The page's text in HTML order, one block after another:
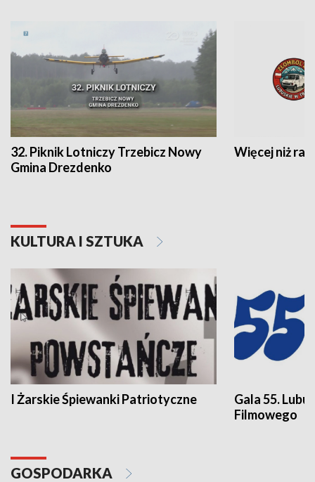
32. Piknik Lotniczy Trzebicz Nowy
Gmina Drezdenko
Więcej niż rajd
KULTURA I SZTUKA
I Żarskie Śpiewanki Patriotyczne
Gala 55.
Filmowego
GOSPODARKA